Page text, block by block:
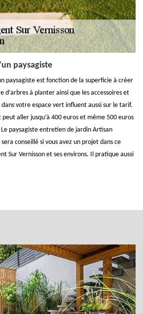
paysagiste
paysagiste est fonction de la superficie à créer
d’arbres à planter ainsi que les accessoires et
votre espace vert influent aussi sur le tarif.
aller jusqu’à 400 euros et même 500 euros
Le paysagiste entretien de jardin Artisan
conseillé si vous avez un projet dans ce
Sur Vernisson et ses environs. Il pratique aussi